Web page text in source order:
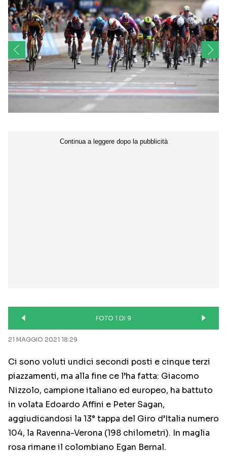
FOTO 1 DI 9
21 MAGGIO 2021 18:29
Ci sono voluti undici secondi posti e cinque terzi
piazzamenti, ma alla fine ce l’ha fatta: Giacomo
Nizzolo, campione italiano ed europeo, ha battuto
in volata Edoardo Affini e Peter Sagan,
aggiudicandosi la 13° tappa del Giro d’Italia numero
104, la Ravenna-Verona (198 chilometri). In maglia
rosa rimane il colombiano Egan Bernal.